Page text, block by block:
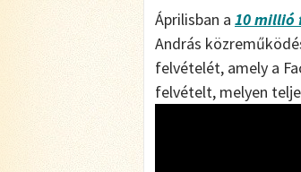
Áprilisban a 10 millió
András
felvételét, amely a
felvételt, melyen